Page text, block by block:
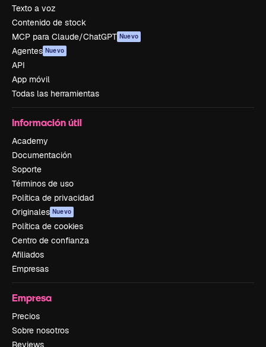
Texto a voz
Contenido de stock
MCP para Claude/ChatGPT Nuevo
Agentes Nuevo
API
App móvil
Todas las herramientas
Información útil
Academy
Documentación
Soporte
Términos de uso
Política de privacidad
Originales Nuevo
Política de cookies
Centro de confianza
Afiliados
Empresas
Empresa
Precios
Sobre nosotros
Reviews